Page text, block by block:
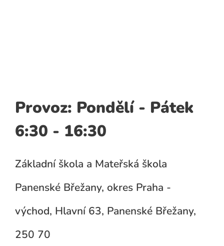
Provoz: Pondělí - Pátek
6:30 - 16:30
Základní škola a Mateřská škola
Panenské Břežany, okres Praha -
východ, Hlavní 63, Panenské Břežany,
250 70